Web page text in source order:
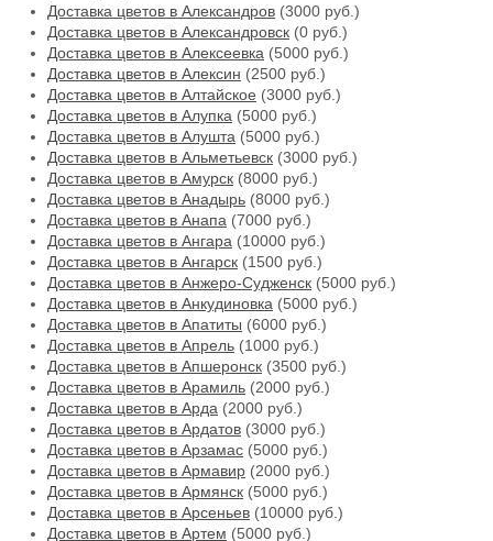
Доставка цветов в Александров (3000 руб.)
Доставка цветов в Александровск (0 руб.)
Доставка цветов в Алексеевка (5000 руб.)
Доставка цветов в Алексин (2500 руб.)
Доставка цветов в Алтайское (3000 руб.)
Доставка цветов в Алупка (5000 руб.)
Доставка цветов в Алушта (5000 руб.)
Доставка цветов в Альметьевск (3000 руб.)
Доставка цветов в Амурск (8000 руб.)
Доставка цветов в Анадырь (8000 руб.)
Доставка цветов в Анапа (7000 руб.)
Доставка цветов в Ангара (10000 руб.)
Доставка цветов в Ангарск (1500 руб.)
Доставка цветов в Анжеро-Судженск (5000 руб.)
Доставка цветов в Анкудиновка (5000 руб.)
Доставка цветов в Апатиты (6000 руб.)
Доставка цветов в Апрель (1000 руб.)
Доставка цветов в Апшеронск (3500 руб.)
Доставка цветов в Арамиль (2000 руб.)
Доставка цветов в Арда (2000 руб.)
Доставка цветов в Ардатов (3000 руб.)
Доставка цветов в Арзамас (5000 руб.)
Доставка цветов в Армавир (2000 руб.)
Доставка цветов в Армянск (5000 руб.)
Доставка цветов в Арсеньев (10000 руб.)
Доставка цветов в Артем (5000 руб.)